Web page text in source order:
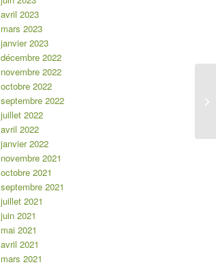
avril 2023
mars 2023
janvier 2023
décembre 2022
novembre 2022
octobre 2022
septembre 2022
juillet 2022
avril 2022
janvier 2022
novembre 2021
octobre 2021
septembre 2021
juillet 2021
juin 2021
mai 2021
avril 2021
mars 2021